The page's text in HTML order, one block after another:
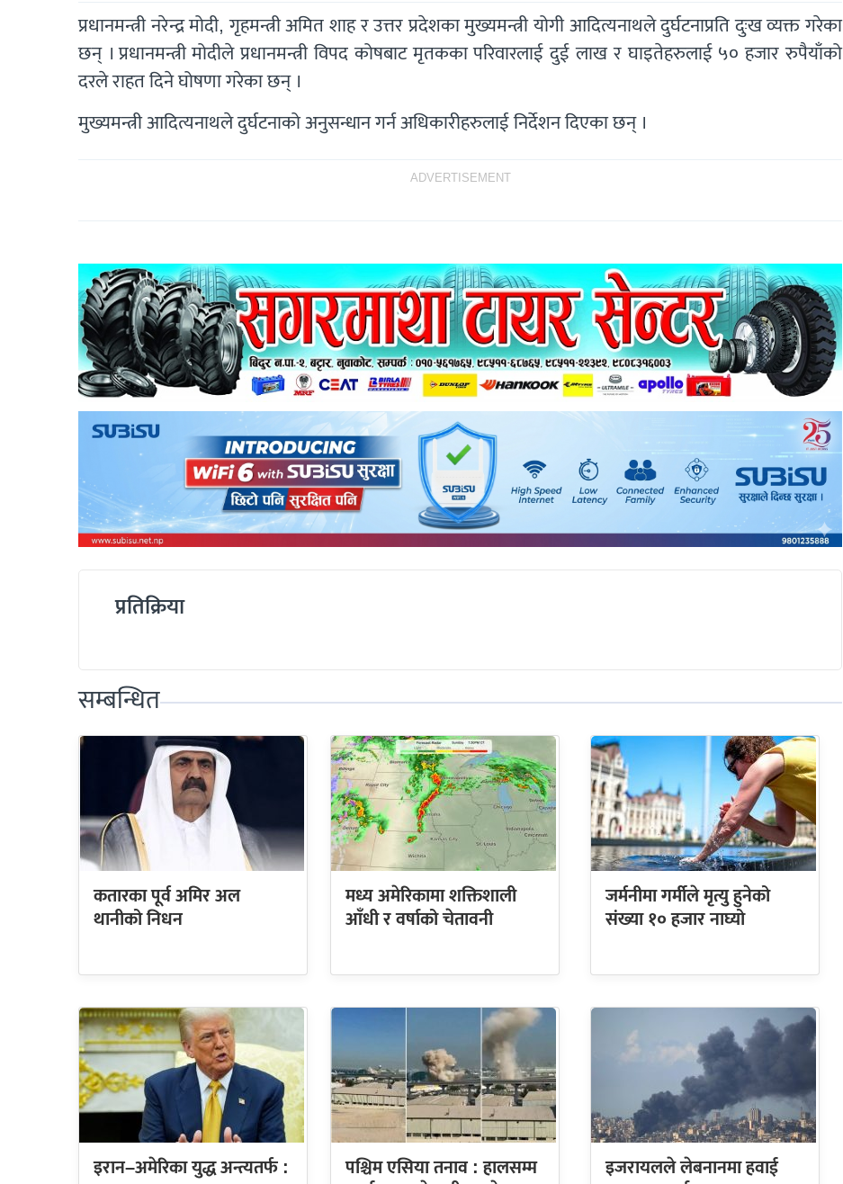
प्रधानमन्त्री नरेन्द्र मोदी, गृहमन्त्री अमित शाह र उत्तर प्रदेशका मुख्यमन्त्री योगी आदित्यनाथले दुर्घटनाप्रति दुःख व्यक्त गरेका
छन् । प्रधानमन्त्री मोदीले प्रधानमन्त्री विपद कोषबाट मृतकका परिवारलाई दुई लाख र घाइतेहरुलाई ५० हजार रुपैयाँको
दरले राहत दिने घोषणा गरेका छन् ।
मुख्यमन्त्री आदित्यनाथले दुर्घटनाको अनुसन्धान गर्न अधिकारीहरुलाई निर्देशन दिएका छन् ।
ADVERTISEMENT
प्रतिक्रिया
सम्बन्धित
जर्मनीमा गर्मीले मृत्यु हुनेको
संख्या १० हजार नाघ्यो
कतारका पूर्व अमिर अल
थानीको निधन
मध्य अमेरिकामा शक्तिशाली
आँधी र वर्षाको चेतावनी
इरान–अमेरिका युद्ध अन्त्यतर्फ : पश्चिम एसिया तनाव : हालसम्म इजरायलले लेबनानमा हवाई